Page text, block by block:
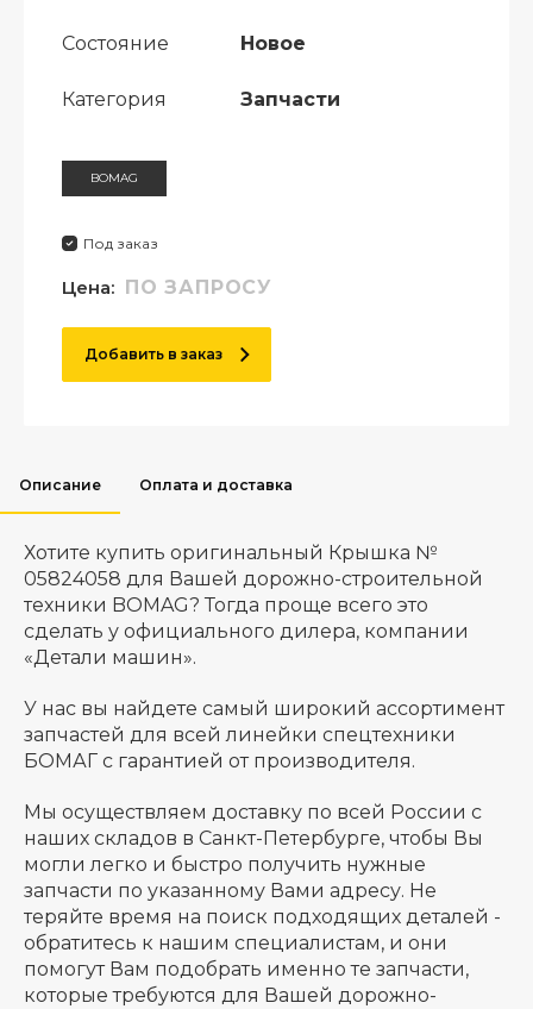
Состояние Новое
Категория Запчасти
BOMAG
Под заказ
Цена: ПО ЗАПРОСУ
Добавить в заказ
Описание Оплата и доставка
Хотите купить оригинальный Крышка №
05824058 для Вашей дорожно-строительной
техники BOMAG? Тогда проще всего это
сделать у официального дилера, компании
«Детали машин».
У нас вы найдете самый широкий ассортимент
запчастей для всей линейки спецтехники
БОМАГ с гарантией от производителя.
Мы осуществляем доставку по всей России с
наших складов в Санкт-Петербурге, чтобы Вы
могли легко и быстро получить нужные
запчасти по указанному Вами адресу. Не
теряйте время на поиск подходящих деталей -
обратитесь к нашим специалистам, и они
помогут Вам подобрать именно те запчасти,
которые требуются для Вашей дорожно-